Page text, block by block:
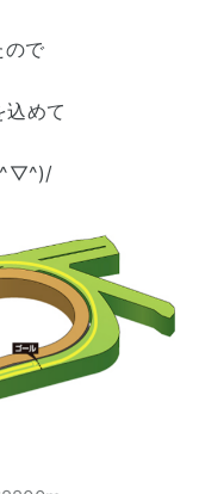
ので
めて